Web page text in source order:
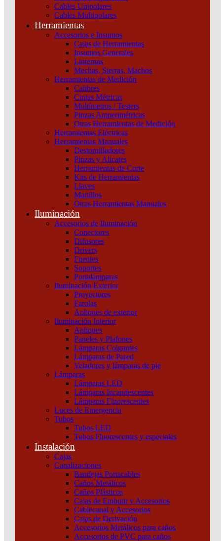
Cables Unipolares
Cables Multipolares
Herramientas
Accesorios e Insumos
Cajas de Herramientas
Insumos Generales
Linternas
Mechas, Sierras, Machos
Herramientas de Medición
Calibres
Cintas Métricas
Multímetros / Testers
Pinzas Amperimétricas
Otras Herramientas de Medición
Herramientas Eléctricas
Herramientas Manuales
Destornilladores
Pinzas y Alicates
Herramientas de Corte
Kits de Herramientas
Llaves
Martillos
Otras Herramientas Manuales
Iluminación
Accesorios de Iluminación
Conectores
Difusores
Drivers
Fuentes
Soportes
Portalámparas
Iluminación Exterior
Proyectores
Farolas
Apliques de exterior
Iluminación Interior
Apliques
Paneles y Plafones
Lámparas Colgantes
Lámparas de Pared
Veladores y lámparas de pie
Lámparas
Lámparas LED
Lámparas Incandescentes
Lámparas Fluorescentes
Luces de Emergencia
Tubos
Tubos LED
Tubos Fluorescentes y especiales
Instalación
Cajas
Canalizaciones
Bandejas Portacables
Caños Metálicos
Caños Plásticos
Cajas de Embutir y Accesorios
Cablecanal y Accesorios
Cajas de Derivación
Accesorios Metálicos para caños
Accesorios de PVC para caños
TRIPLE 220/400VCA ROJO Schneider
PILOTO IIL TRIPLE 220/400VCA ROJO
Botoneras, pulsadores y golpes de puñoSKU:
Productos relacionados